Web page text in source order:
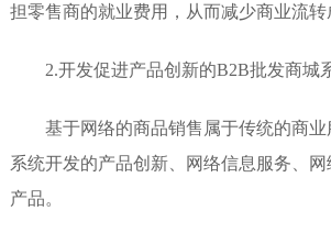
担零售商的就业费用，从而减少商业流转
2.开发促进产品创新的B2B批发商城系
基于网络的商品销售属于传统的商业
系统开发的产品创新、网络信息服务、
产品。